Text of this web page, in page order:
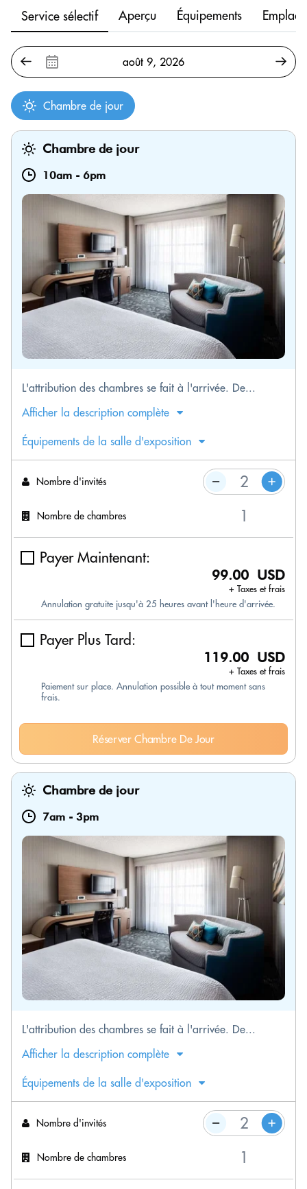
Service sélectif Aperçu Équipements
Chambre de jour
Chambre de jour
10am - 6pm
L'attribution des chambres se fait à l'arrivée. De...
Afficher la description complète
Équipements de la salle d'exposition
Nombre d'invités
Nombre de chambres
Payer Maintenant:
99.00 USD
+ Taxes et frais
Annulation gratuite jusqu'à 25 heures avant l'heure d'arrivée.
Payer Plus Tard:
119.00 USD
+ Taxes et frais
Paiement sur place. Annulation possible à tout moment sans
frais.
Réserver Chambre De Jour
Chambre de jour
7am - 3pm
L'attribution des chambres se fait à l'arrivée. De...
Afficher la description complète
Équipements de la salle d'exposition
Nombre d'invités
Nombre de chambres